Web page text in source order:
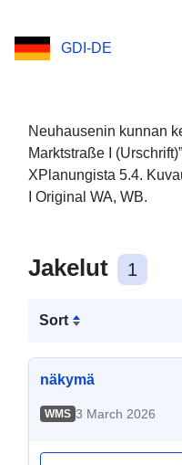
GDI-DE
Neuhausenin kunnan
Marktstraße I
XPlanungista 5.4.
I Original WA, WB.
Jakelut 1
Sort
näkymä
WMS 3 March 2026